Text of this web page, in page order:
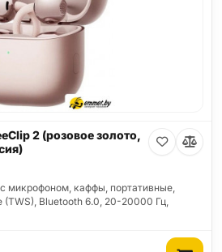
2 (розовое золото,
микрофоном, каффы, портативные,
(TWS), Bluetooth 6.0, 20-20000 Гц,